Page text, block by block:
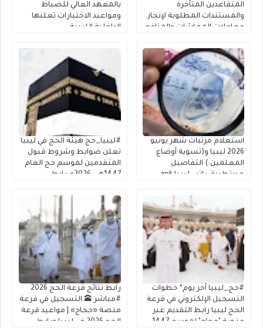
المتقاعدين المتأخرة
والمستندات المطلوبة لإنجاز
معاملات المعاشات والمنافع
بالمعهد العالي للضباط
ومواعيد الاختبارات تعلنها
الداخلية الليبية
استعلام مرتبات شهر يونيو
2026 ليبيا و(تسوية أوضاع
المعلمين ) التفاصيل
عبرتطبيق راتبي ليبيا apk
#ليبيا_حج هيئة الحج في ليبيا
تعلن ضوابط وشروط قبول
المتقدمين لموسم حج العام
1447هـ – 2026م رابط
#حج_ليبيا آخر يوم* خطوات
التسجيل الإلكتروني في قرعة
الحج ليبيا رابط التقديم عبر
رابط نتائج قرعة الحج 2026
#مباشر 🕋 التسجيل في قرعة
منصة «حجاج» | مواعيد قرعة
الحج 2026 في ليبيا ورابط